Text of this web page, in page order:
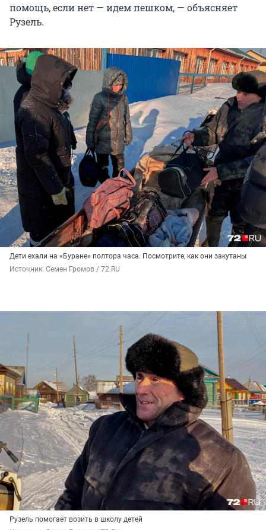
помощь, если нет — идем пешком, — объясняет
Рузель.
Дети ехали на «Буране» полтора часа. Посмотрите, как они закутаны
Источник: Семен Громов / 72.RU
Рузель помогает возить в школу детей